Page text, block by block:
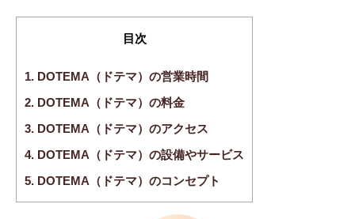
目次
1. DOTEMA（ドテマ）の営業時間
2. DOTEMA（ドテマ）の料金
3. DOTEMA（ドテマ）のアクセス
4. DOTEMA（ドテマ）の設備やサービス
5. DOTEMA（ドテマ）のコンセプト